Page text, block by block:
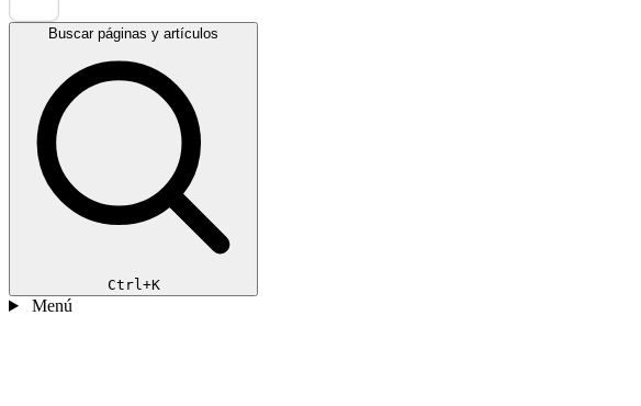
Buscar páginas y artículos
Ctrl+K
Menú